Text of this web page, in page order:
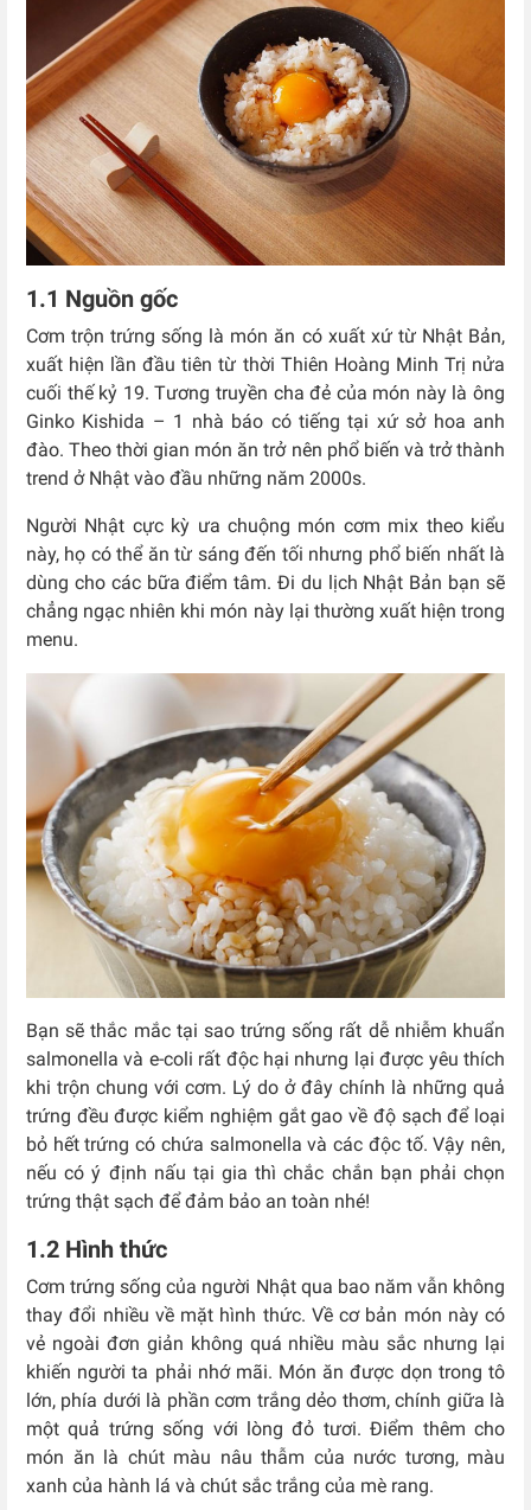
1.1 Nguồn gốc
Cơm trộn trứng sống là món ăn có xuất xứ từ Nhật Bản,
xuất hiện lần đầu tiên từ thời Thiên Hoàng Minh Trị nửa
cuối thế kỷ 19.Tương truyền cha đẻ của món này là ông
Ginko Kishida – 1 nhà báo có tiếng tại xứ sở hoa anh
đào. Theo thời gian món ăn trở nên phổ biến và trở thành
trend ở Nhật vào đầu những năm 2000s.
Người Nhật cực kỳ ưa chuộng món cơm mix theo kiểu
này, họ có thể ăn từ sáng đến tối nhưng phổ biến nhất là
dùng cho các bữa điểm tâm. Đi du lịch Nhật Bản bạn sẽ
chẳng ngạc nhiên khi món này lại thường xuất hiện trong
menu.
Bạn sẽ thắc mắc tại sao trứng sống rất dễ nhiễm khuẩn
salmonella và e-coli rất độc hại nhưng lại được yêu thích
khi trộn chung với cơm. Lý do ở đây chính là những quả
trứng đều được kiểm nghiệm gắt gao về độ sạch để loại
bỏ hết trứng có chứa salmonella và các độc tố. Vậy nên,
nếu có ý định nấu tại gia thì chắc chắn bạn phải chọn
trứng thật sạch để đảm bảo an toàn nhé!
1.2 Hình thức
Cơm trứng sống của người Nhật qua bao năm vẫn không
thay đổi nhiều về mặt hình thức. Về cơ bản món này có
vẻ ngoài đơn giản không quá nhiều màu sắc nhưng lại
khiến người ta phải nhớ mãi. Món ăn được dọn trong tô
lớn, phía dưới là phần cơm trắng dẻo thơm, chính giữa là
một quả trứng sống với lòng đỏ tươi. Điểm thêm cho
món ăn là chút màu nâu thẫm của nước tương, màu
xanh của hành lá và chút sắc trắng của mè rang.